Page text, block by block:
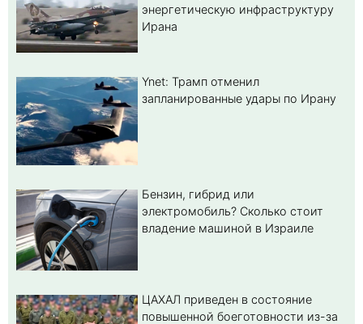
энергетическую инфраструктуру
Ирана
Ynet: Трамп отменил
запланированные удары по Ирану
Бензин, гибрид или
электромобиль? Cколько стоит
владение машиной в Израиле
ЦАХАЛ приведен в состояние
повышенной боеготовности из-за